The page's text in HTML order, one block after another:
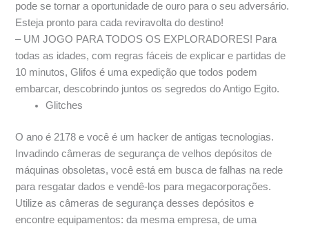
pode se tornar a oportunidade de ouro para o seu adversário.
Esteja pronto para cada reviravolta do destino!
– UM JOGO PARA TODOS OS EXPLORADORES! Para
todas as idades, com regras fáceis de explicar e partidas de
10 minutos, Glifos é uma expedição que todos podem
embarcar, descobrindo juntos os segredos do Antigo Egito.
Glitches
O ano é 2178 e você é um hacker de antigas tecnologias.
Invadindo câmeras de segurança de velhos depósitos de
máquinas obsoletas, você está em busca de falhas na rede
para resgatar dados e vendê-los para megacorporações.
Utilize as câmeras de segurança desses depósitos e
encontre equipamentos: da mesma empresa, de uma